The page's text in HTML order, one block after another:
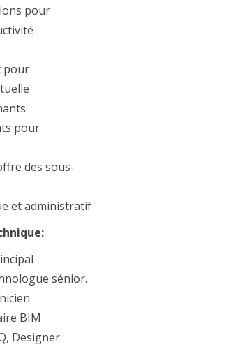
pour
pour
pour
des sous-
et administratif
sénior.
BIM
Designer